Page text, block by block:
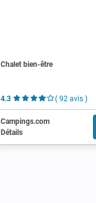
Chalet bien-être
4.3 ( 92 avis )
Campings.com
Détails